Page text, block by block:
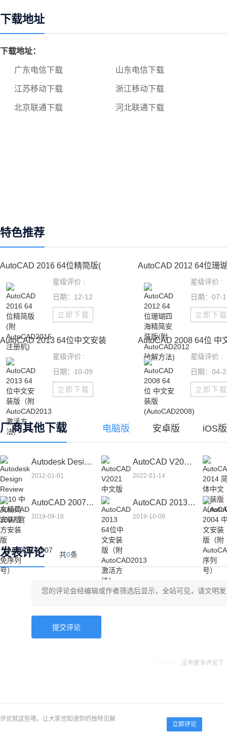
下载地址
下载地址：
广东电信下载 山东电信下载
江苏移动下载 浙江移动下载
北京联通下载 河北联通下载
特色推荐
AutoCAD 2016 64位精简版(
星级评价 :
日期：12-12
立即下载
AutoCAD 2012 64位珊
星级评价 :
日期：07-
立即下载
AutoCAD 2013 64位中文安装
星级评价 :
日期：10-09
立即下载
AutoCAD 2008 64位 中
星级评价 :
日期：04-
立即下载
厂商其他下载 电脑版 安卓版 iOS版
Autodesk Design Review 2010 中文精简安装版
2012-01-01
AutoCAD V2021 中文版
2022-01-14
AutoCAD 2007 官方安装版（AutoCAD2007免序列号）
2019-09-18
AutoCAD 2013 64位中文安装版（附AutoCAD2013激活方法）
2019-10-09
发表评论 共0条
没有更多评论了
评论就这些咯，让大家也知道你的独特见解
立即评论